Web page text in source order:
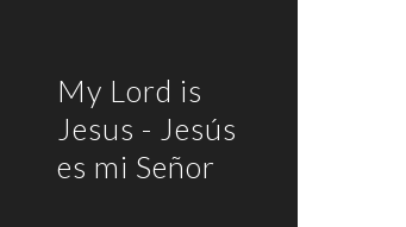
My Lord is
Jesus - Jesús
es mi Señor